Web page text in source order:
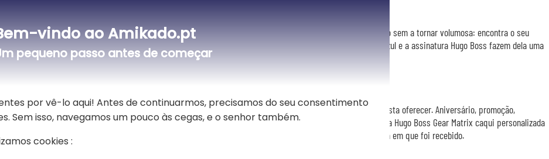
de um texto à sua escolha
Os seus 14 cm e 1,3 cm de diâmetro dão-lhe um bom apoio na mão sem a tornar volumosa: encontra o seu
lugar no bolso de um casaco, numa pasta ou numa mala. A tinta azul e a assinatura Hugo Boss fazem dela uma
caneta para reuniões, assinaturas e apontamentos.
A caneta chega no seu estojo Hugo Boss: nada para embrulhar, basta oferecer. Aniversário, promoção,
agradecimento a um colega, reforma ou Dia do Pai, a esferográfica Hugo Boss Gear Matrix caqui personalizada
é um presente elegante e útil, que será usado muito depois do dia em que foi recebido.
vindo ao Amikado.pt
pequeno passo antes de começar
por vê-lo aqui! Antes de continuarmos, precisamos do seu consentimento
Sem isso, navegamos um pouco às cegas, e o senhor também.
cookies :